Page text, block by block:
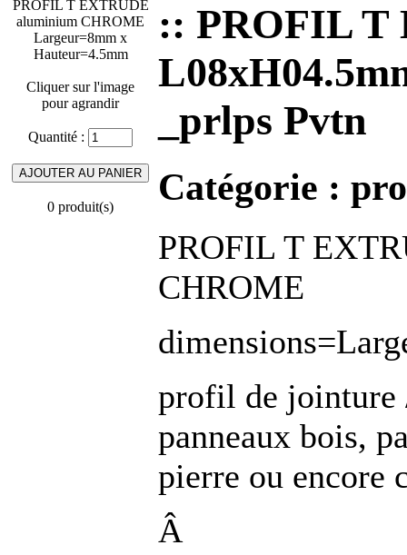
Cliquer sur l'image
pour agrandir
Quantité :
0 produit(s)
:: PROFIL
_prlps Pvtn
Catégorie :
PROFIL T
CHROME
profil de jointure
panneaux bois,
pierre ou encore
Â